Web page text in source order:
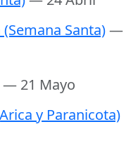
Santa)—
— 21 Mayo
y Paranicota)